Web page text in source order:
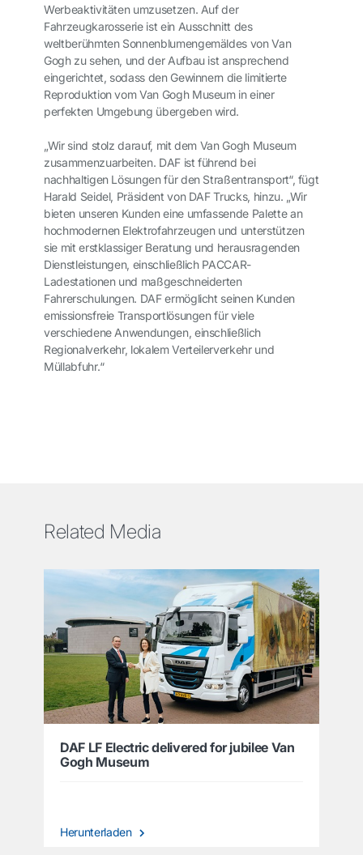
Werbeaktivitäten umzusetzen. Auf der
Fahrzeugkarosserie ist ein Ausschnitt des
weltberühmten Sonnenblumengemäldes von Van
Gogh zu sehen, und der Aufbau ist ansprechend
eingerichtet, sodass den Gewinnern die limitierte
Reproduktion vom Van Gogh Museum in einer
perfekten Umgebung übergeben wird.
„Wir sind stolz darauf, mit dem Van Gogh Museum
zusammenzuarbeiten. DAF ist führend bei
nachhaltigen Lösungen für den Straßentransport“, fügt
Harald Seidel, Präsident von DAF Trucks, hinzu. „Wir
bieten unseren Kunden eine umfassende Palette an
hochmodernen Elektrofahrzeugen und unterstützen
sie mit erstklassiger Beratung und herausragenden
Dienstleistungen, einschließlich PACCAR-
Ladestationen und maßgeschneiderten
Fahrerschulungen. DAF ermöglicht seinen Kunden
emissionsfreie Transportlösungen für viele
verschiedene Anwendungen, einschließlich
Regionalverkehr, lokalem Verteilerverkehr und
Müllabfuhr.“
Related Media
DAF LF Electric delivered for jubilee Van
Gogh Museum
Herunterladen